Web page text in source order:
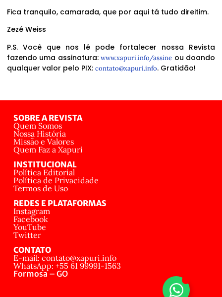
Fica tranquilo, camarada, que por aqui tá tudo direitim.
Zezé Weiss
P.S. Você que nos lê pode fortalecer nossa Revista
fazendo uma assinatura:www.xapuri.info/assine ou doando
qualquer valor pelo PIX: contato@xapuri.info. Gratidão!
SOBRE A REVISTA
Quem Somos
Nossa História
Missão e Valores
Quem Faz a Xapuri
INSTITUCIONAL
Política Editorial
Política de Privacidade
Termos de Uso
REDES E PLATAFORMAS
Instagram
Facebook
YouTube
Twitter
CONTATO
E-mail: contato@xapuri.info
WhatsApp: +55 61 99991-1563
Formosa – GO